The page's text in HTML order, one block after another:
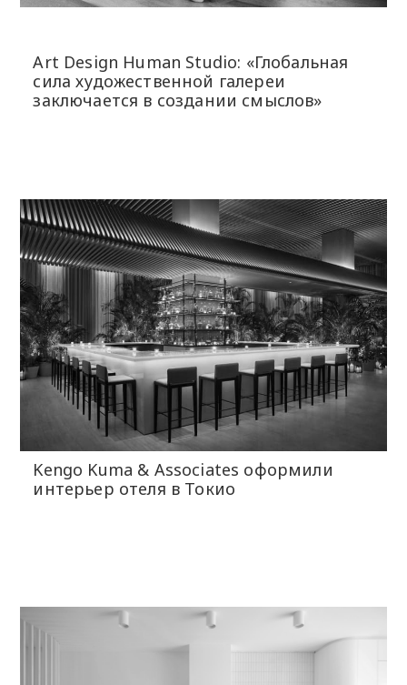
Art Design Human Studio: «Глобальная
сила художественной галереи
заключается в создании смыслов»
Kengo Kuma & Associates оформили
интерьер отеля в Токио